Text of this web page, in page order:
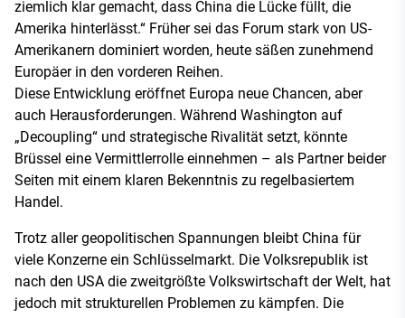
ziemlich klar gemacht, dass China die Lücke füllt, die
Amerika hinterlässt.“ Früher sei das Forum stark von US-
Amerikanern dominiert worden, heute säßen zunehmend
Europäer in den vorderen Reihen.
Diese Entwicklung eröffnet Europa neue Chancen, aber
auch Herausforderungen. Während Washington auf
„Decoupling“ und strategische Rivalität setzt, könnte
Brüssel eine Vermittlerrolle einnehmen – als Partner beider
Seiten mit einem klaren Bekenntnis zu regelbasiertem
Handel.
Trotz aller geopolitischen Spannungen bleibt China für
viele Konzerne ein Schlüsselmarkt. Die Volksrepublik ist
nach den USA die zweitgrößte Volkswirtschaft der Welt, hat
jedoch mit strukturellen Problemen zu kämpfen. Die